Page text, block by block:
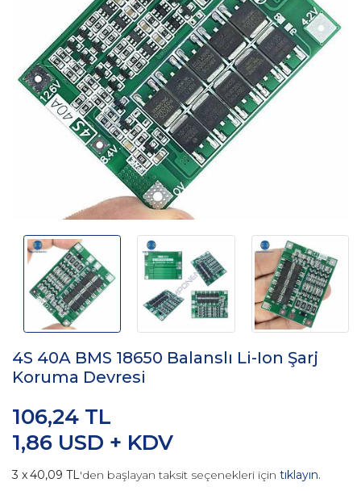
4S 40A BMS 18650 Balanslı Li-Ion Şarj
Koruma Devresi
1,86 USD + KDV
106,24 TL
40,09 TL'den başlayan taksit seçenekleri için tıklayın.